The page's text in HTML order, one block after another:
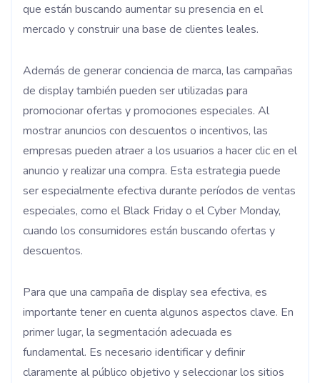
que están buscando aumentar su presencia en el
mercado y construir una base de clientes leales.
Además de generar conciencia de marca, las campañas
de display también pueden ser utilizadas para
promocionar ofertas y promociones especiales. Al
mostrar anuncios con descuentos o incentivos, las
empresas pueden atraer a los usuarios a hacer clic en el
anuncio y realizar una compra. Esta estrategia puede
ser especialmente efectiva durante períodos de ventas
especiales, como el Black Friday o el Cyber Monday,
cuando los consumidores están buscando ofertas y
descuentos.
Para que una campaña de display sea efectiva, es
importante tener en cuenta algunos aspectos clave. En
primer lugar, la segmentación adecuada es
fundamental. Es necesario identificar y definir
claramente al público objetivo y seleccionar los sitios